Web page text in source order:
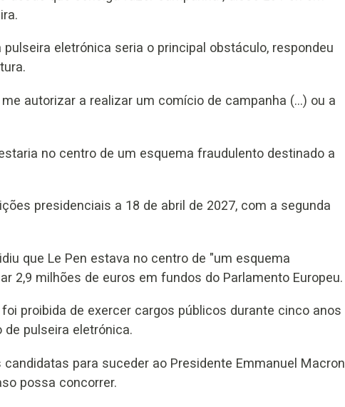
eletrónica seria o principal obstáculo, respondeu
autorizar a realizar um comício de campanha (...) ou a
no centro de um esquema fraudulento destinado a
presidenciais a 18 de abril de 2027, com a segunda
que Le Pen estava no centro de "um esquema
2,9 milhões de euros em fundos do Parlamento Europeu.
proibida de exercer cargos públicos durante cinco anos
pulseira eletrónica.
para suceder ao Presidente Emmanuel Macron
possa concorrer.